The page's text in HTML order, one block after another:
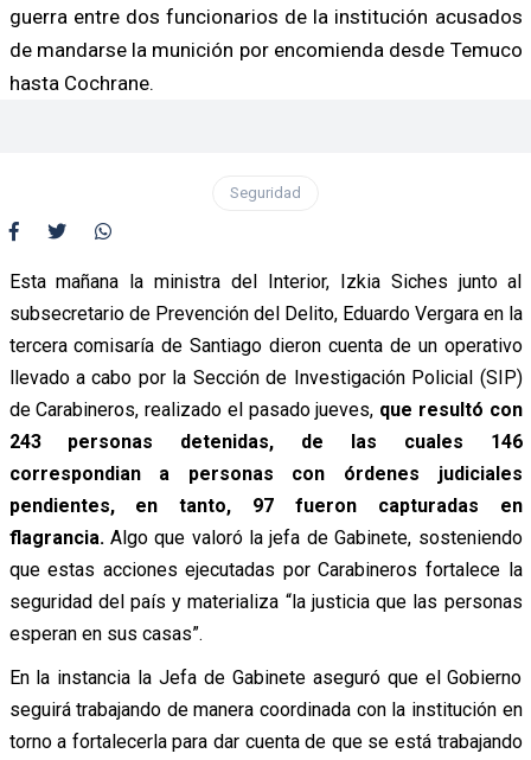
guerra entre dos funcionarios de la institución acusados
de mandarse la munición por encomienda desde Temuco
hasta Cochrane.
Seguridad
Esta mañana la ministra del Interior, Izkia Siches junto al
subsecretario de Prevención del Delito, Eduardo Vergara en la
tercera comisaría de Santiago dieron cuenta de un operativo
llevado a cabo por la Sección de Investigación Policial (SIP)
de Carabineros, realizado el pasado jueves, que resultó con
243 personas detenidas, de las cuales 146
correspondian a personas con órdenes judiciales
pendientes, en tanto, 97 fueron capturadas en
flagrancia. Algo que valoró la jefa de Gabinete, sosteniendo
que estas acciones ejecutadas por Carabineros fortalece la
seguridad del país y materializa “la justicia que las personas
esperan en sus casas”.
En la instancia la Jefa de Gabinete aseguró que el Gobierno
seguirá trabajando de manera coordinada con la institución en
torno a fortalecerla para dar cuenta de que se está trabajando